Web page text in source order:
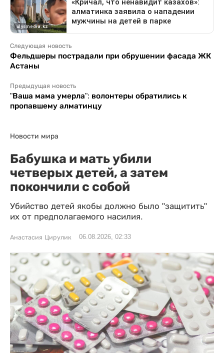
Следующая новость
Фельдшеры пострадали при обрушении фасада ЖК
Астаны
Предыдущая новость
"Ваша мама умерла": волонтеры обратились к
пропавшему алматинцу
Новости мира
Бабушка и мать убили
четверых детей, а затем
покончили с собой
Убийство детей якобы должно было "защитить"
их от предполагаемого насилия.
Анастасия Цирулик 06.08.2026, 02:33